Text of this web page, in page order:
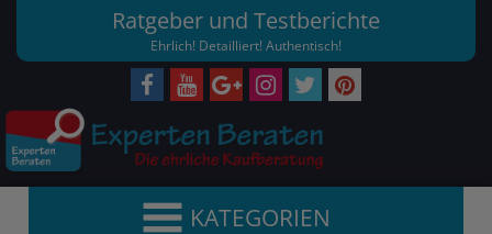
Ratgeber und Testberichte
Ehrlich! Detailliert! Authentisch!
KATEGORIEN